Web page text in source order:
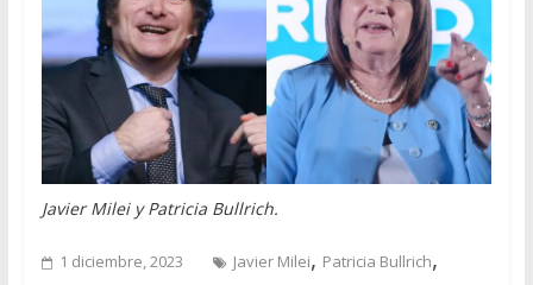
Javier Milei y Patricia Bullrich.
1 diciembre, 2023 Javier Milei, Patricia Bullrich,